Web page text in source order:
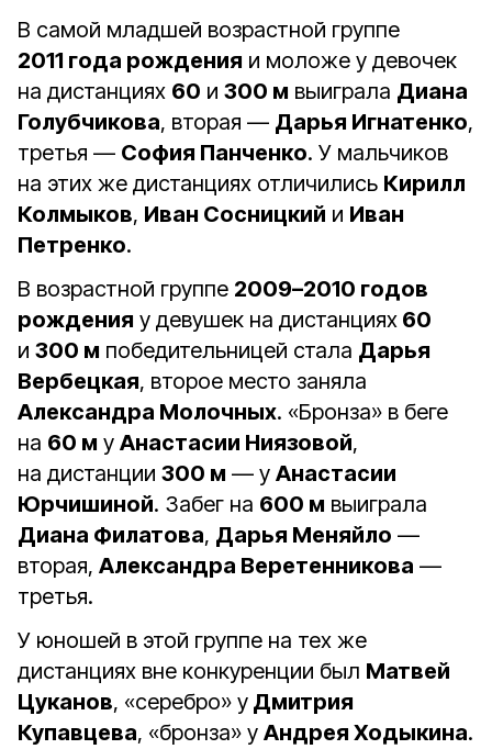
В самой младшей возрастной группе
2011 года рождения и моложе у девочек
на дистанциях 60 и 300 м выиграла Диана
Голубчикова, вторая — Дарья Игнатенко,
третья — София Панченко. У мальчиков
на этих же дистанциях отличились Кирилл
Колмыков, Иван Сосницкий и Иван
Петренко.
В возрастной группе 2009–2010 годов
рождения у девушек на дистанциях 60
и 300 м победительницей стала Дарья
Вербецкая, второе место заняла
Александра Молочных. «Бронза» в беге
на 60 м у Анастасии Ниязовой,
на дистанции 300 м — у Анастасии
Юрчишиной. Забег на 600 м выиграла
Диана Филатова, Дарья Меняйло —
вторая, Александра Веретенникова —
третья.
У юношей в этой группе на тех же
дистанциях вне конкуренции был Матвей
Цуканов, «серебро» у Дмитрия
Купавцева, «бронза» у Андрея Ходыкина.